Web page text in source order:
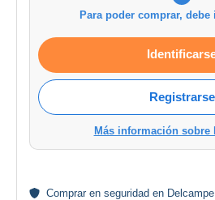
Para poder comprar,
Registrarse
Más información sobre
Comprar en seguridad en Delcampe